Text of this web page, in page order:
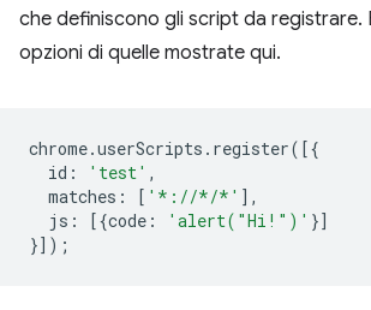
che definiscono gli script da registrare.
opzioni di quelle mostrate qui.
chrome.userScripts . register([{
id : 'test' ,
matches : [ '*://*/*' ],
js : [{code : 'alert("Hi!")' }]
}]);